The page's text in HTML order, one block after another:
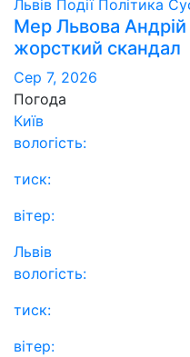
Львів Події Політика
Мер Львова
жорсткий скандал
Сер 7, 2026
Погода
Київ
вологість:
тиск:
вітер:
Львів
вологість:
тиск:
вітер: